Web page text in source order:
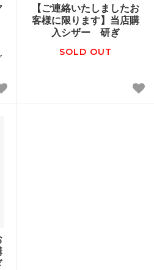
【ご連絡いたしましたお
客様に限ります】当店購
入シザー 研ぎ
SOLD OUT